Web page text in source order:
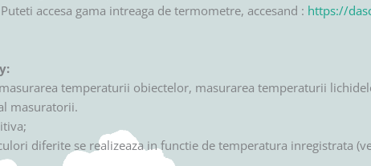
accesa gama intreaga de termometre, accesand : https://
temperaturii obiectelor, masurarea temperaturii
masuratorii.
diferite se realizeaza in functie de temperatura inregistrata